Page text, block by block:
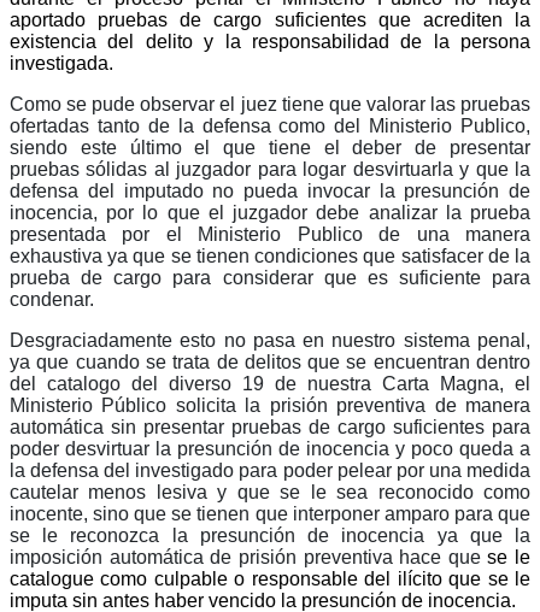
aportado pruebas de cargo suficientes que acrediten la
existencia del delito y la responsabilidad de la persona
investigada.
Como se pude observar el juez tiene que valorar las pruebas
ofertadas tanto de la defensa como del Ministerio Publico,
siendo este último el que tiene el deber de presentar
pruebas sólidas al juzgador para logar desvirtuarla y que la
defensa del imputado no pueda invocar la presunción de
inocencia, por lo que el juzgador debe analizar la prueba
presentada por el Ministerio Publico de una manera
exhaustiva ya que se tienen condiciones que satisfacer de la
prueba de cargo para considerar que es suficiente para
condenar.
Desgraciadamente esto no pasa en nuestro sistema penal,
ya que cuando se trata de delitos que se encuentran dentro
del catalogo del diverso 19 de nuestra Carta Magna, el
Ministerio Público solicita la prisión preventiva de manera
automática sin presentar pruebas de cargo suficientes para
poder desvirtuar la presunción de inocencia y poco queda a
la defensa del investigado para poder pelear por una medida
cautelar menos lesiva y que se le sea reconocido como
inocente, sino que se tienen que interponer amparo para que
se le reconozca la presunción de inocencia ya que la
imposición automática de prisión preventiva hace quese le
catalogue como culpable o responsable del ilícito que se le
imputa sin antes haber vencido la presunción de inocencia.